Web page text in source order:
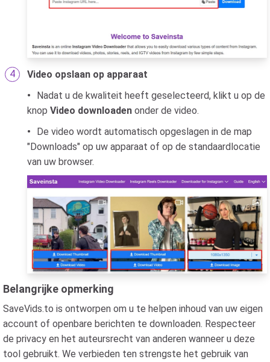
Video opslaan op apparaat
Nadat u de kwaliteit heeft geselecteerd, klikt u op de
knop Video downloaden onder de video.
De video wordt automatisch opgeslagen in de map
"Downloads" op uw apparaat of op de standaardlocatie
van uw browser.
Belangrijke opmerking
SaveVids.to is ontworpen om u te helpen inhoud van uw eigen
account of openbare berichten te downloaden. Respecteer
de privacy en het auteursrecht van anderen wanneer u deze
tool gebruikt. We verbieden ten strengste het gebruik van